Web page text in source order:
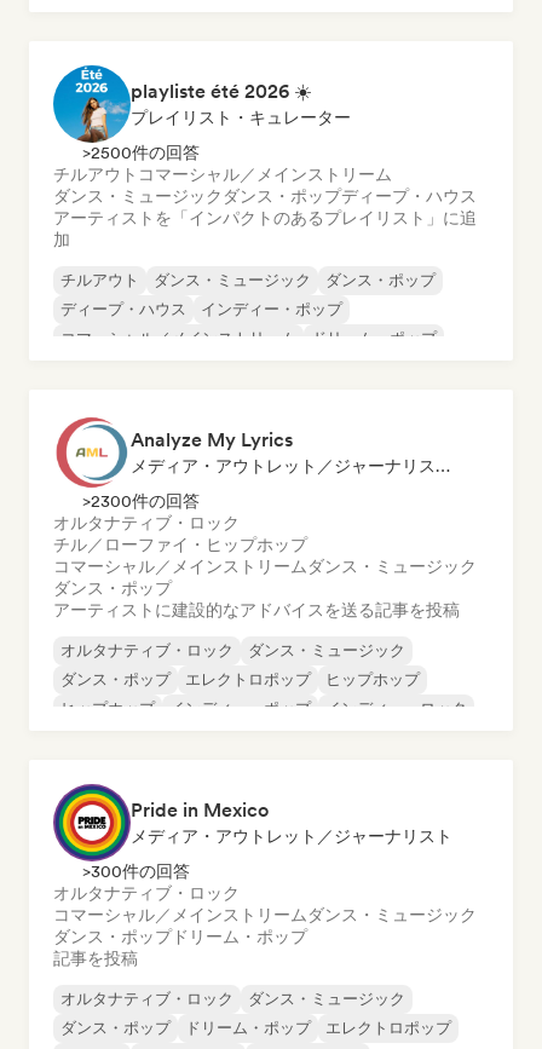
playliste été 2026 ☀️
プレイリスト・キュレーター
>2500件の回答
チルアウト コマーシャル／メインストリーム
ダンス・ミュージック ダンス・ポップディープ・ハウス
アーティストを「インパクトのあるプレイリスト」に追
加
チルアウト ダンス・ミュージック
ダンス・ポップ
ディープ・ハウス
インディー・ポップ
コマーシャル／メインストリーム
ドリーム・ポップ
Analyze My Lyrics
メディア・アウトレット／ジャーナリスト, メンター
>2300件の回答
オルタナティブ・ロック
チル／ローファイ・ヒップホップ
コマーシャル／メインストリーム ダンス・ミュージック
ダンス・ポップ
アーティストに建設的なアドバイスを送る記事を投稿
オルタナティブ・ロック
ダンス・ミュージック
ダンス・ポップ
エレクトロポップ
ヒップホップ
ヒップホップ
インディー・ポップ インディー・ロック
Pride in Mexico
メディア・アウトレット／ジャーナリスト
>300件の回答
オルタナティブ・ロック
コマーシャル／メインストリーム ダンス・ミュージック
ダンス・ポップドリーム・ポップ
記事を投稿
オルタナティブ・ロック
ダンス・ミュージック
ダンス・ポップ
ドリーム・ポップ
エレクトロポップ